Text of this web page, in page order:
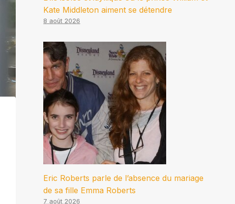
Kate Middleton aiment se détendre
8 août 2026
Eric Roberts parle de l’absence du mariage
de sa fille Emma Roberts
7 août 2026